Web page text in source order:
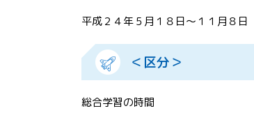
平成２４年５月１８日～１１月８日
＜区分＞
総合学習の時間